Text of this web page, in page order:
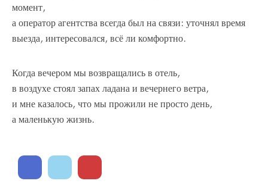
момент,
а оператор агентства всегда был на связи: уточнял время
выезда, интересовался, всё ли комфортно.
Когда вечером мы возвращались в отель,
в воздухе стоял запах ладана и вечернего ветра,
и мне казалось, что мы прожили не просто день,
а маленькую жизнь.